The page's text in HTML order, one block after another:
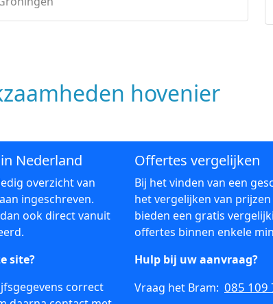
hovenier
Nederland
overzicht van
ingeschreven.
ook direct vanuit
site?
correct
Offertes vergelijken
Bij het vinden van een
het vergelijken van
bieden een gratis
offertes binnen enkele
Hulp bij uw aanvraag?
Vraag het Bram: 085 109